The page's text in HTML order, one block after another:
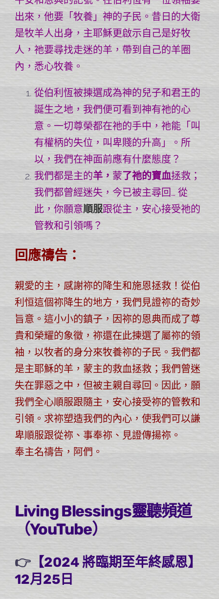
出來，他要「牧養」神的子民。昔日的大衛
是牧羊人出身，主耶穌更啟示自己是好牧
人，祂要尋找走迷的羊，帶到自己的羊圈
內，悉心牧養。
從伯利恆被揀選成為神的兒子和君王的
誕生之地，我們便可看到神有祂的心
意。一切尊榮都在祂的手中，祂能「叫
有權柄的失位，叫卑賤的升高」。所
以，我們在神面前應有什麼態度？
我們都是主的羊， 蒙了祂的寶血拯救；
我們都曾經迷失，今已被主尋回… 從
此，你願意順服跟從主，安心接受祂的
管教和引領嗎？
回應禱告：
親愛的主，感謝祢的降生和施恩拯救！從伯
利恒這個祢降生的地方，我們見證祢的奇妙
旨意。這小小的鎮子，因祢的恩典而成了尊
貴和榮耀的象徵，祢還在此揀選了屬祢的領
袖，以牧者的身分來牧養祢的子民。我們都
是主耶穌的羊，蒙主的救血拯救；我們曾迷
失在罪惡之中，但被主親自尋回。因此，願
我們全心順服跟隨主，安心接受祢的管教和
引領。求祢塑造我們的內心，使我們可以謙
卑順服跟從祢、事奉祢、見證傳揚祢。
奉主名禱告，阿們。
Living Blessings靈聽頻道
（YouTube）
👉【2024 將臨期至年終感恩】
12月25日